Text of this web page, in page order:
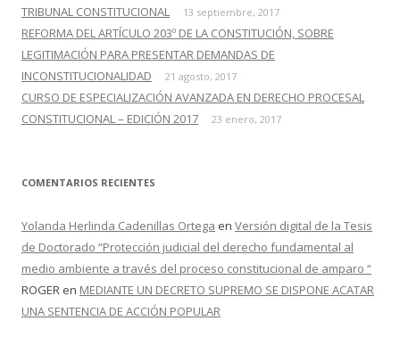
TRIBUNAL CONSTITUCIONAL
13 septiembre, 2017
REFORMA DEL ARTÍCULO 203º DE LA CONSTITUCIÓN, SOBRE
LEGITIMACIÓN PARA PRESENTAR DEMANDAS DE
INCONSTITUCIONALIDAD
21 agosto, 2017
CURSO DE ESPECIALIZACIÓN AVANZADA EN DERECHO PROCESAL
CONSTITUCIONAL – EDICIÓN 2017
23 enero, 2017
COMENTARIOS RECIENTES
Yolanda Herlinda Cadenillas Ortega en Versión digital de la Tesis
de Doctorado “Protección judicial del derecho fundamental al
medio ambiente a través del proceso constitucional de amparo “
ROGER en MEDIANTE UN DECRETO SUPREMO SE DISPONE ACATAR
UNA SENTENCIA DE ACCIÓN POPULAR